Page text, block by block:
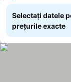
Selectați datele
prețurile exacte